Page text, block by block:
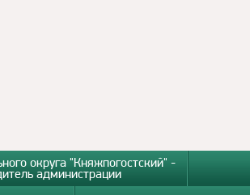
округа "Княжпогостский" -
администрации